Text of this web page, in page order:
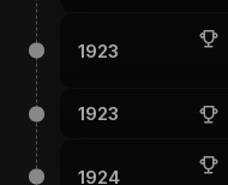
1923
1923
1924